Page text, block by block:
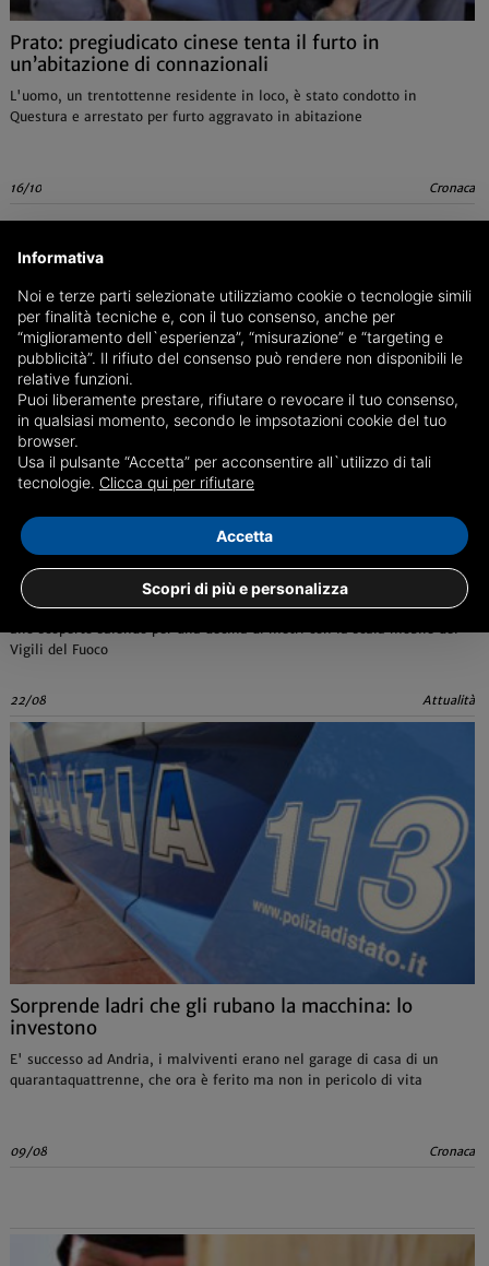
Prato: pregiudicato cinese tenta il furto in
un’abitazione di connazionali
L'uomo, un trentottenne residente in loco, è stato condotto in
Questura e arrestato per furto aggravato in abitazione
16/10 Cronaca
'Ladri acrobati' intrappolati nell’appartamento
appena svaligiato
La Polizia di Stato arresta tre georgiani. Gli agenti li hanno fatti uscire
allo scoperto salendo per una decina di metri con la scala mobile dei
Vigili del Fuoco
22/08 Attualità
Sorprende ladri che gli rubano la macchina: lo
investono
E' successo ad Andria, i malviventi erano nel garage di casa di un
quarantaquattrenne, che ora è ferito ma non in pericolo di vita
09/08 Cronaca
Informativa
Noi e terze parti selezionate utilizziamo cookie o tecnologie simili
per finalità tecniche e, con il tuo consenso, anche per
“miglioramento dell`esperienza”, “misurazione” e “targeting e
pubblicità”. Il rifiuto del consenso può rendere non disponibili le
relative funzioni.
Puoi liberamente prestare, rifiutare o revocare il tuo consenso,
in qualsiasi momento, secondo le impsotazioni cookie del tuo
browser.
Usa il pulsante “Accetta” per acconsentire all`utilizzo di tali
tecnologie. Clicca qui per rifiutare
Scopri di più e personalizza
Accetta